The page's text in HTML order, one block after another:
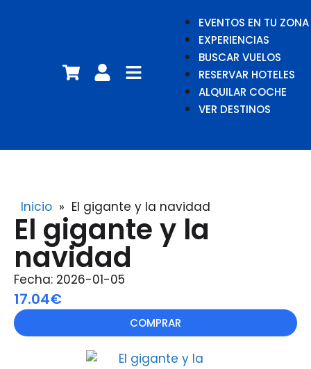
EVENTOS EN TU ZONA
EXPERIENCIAS
BUSCAR VUELOS
RESERVAR HOTELES
ALQUILAR COCHE
VER DESTINOS
Inicio » El gigante y la navidad
El gigante y la
navidad
Fecha: 2026-01-05
17.04€
COMPRAR